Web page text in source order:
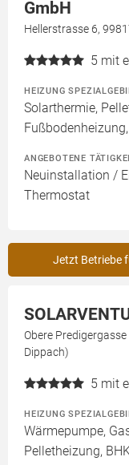
GmbH
Hellerstrasse 6,
5 mit
HEIZUNG
Solarthermie,
ANGEBOTENE
Neuinstallation /
Thermostat
Jetzt Betriebe
Obere
Dippach)
5 mit
HEIZUNG
Wärmepumpe,
Pelletheizung,